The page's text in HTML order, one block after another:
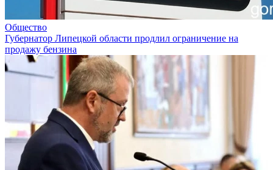
Общество
Губернатор Липецкой области продлил ограничение на
продажу бензина